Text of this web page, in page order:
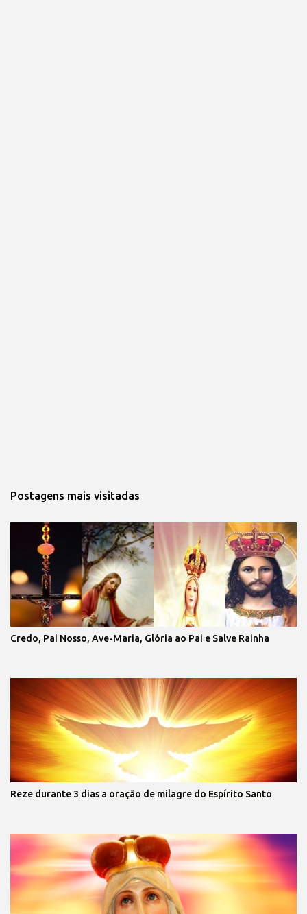
Postagens mais visitadas
Credo, Pai Nosso, Ave-Maria, Glória ao Pai e Salve Rainha
Reze durante 3 dias a oração de milagre do Espírito Santo